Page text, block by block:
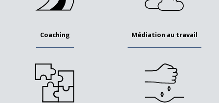
Coaching Médiation au travail